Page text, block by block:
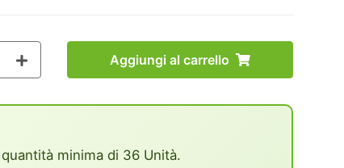
Aggiungi al carrello
minima di 36 Unità.